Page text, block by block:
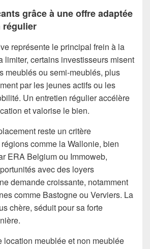
grâce à une offre adaptée
régulier
représente le principal frein à la
limiter, certains investisseurs misent
meublés ou semi-meublés, plus
par les jeunes actifs ou les
Un entretien régulier accélère
et valorise le bien.
reste un critère
comme la Wallonie, bien
ERA Belgium ou Immoweb,
avec des loyers
demande croissante, notamment
comme Bastogne ou Verviers. La
chère, séduit pour sa forte
location meublée et non meublée